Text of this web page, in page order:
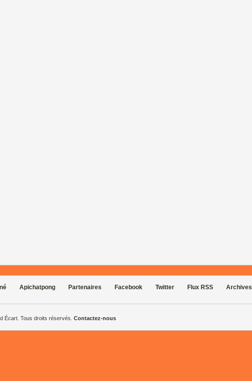
Apichatpong Partenaires Facebook Twitter Flux RSS Archives
Écart. Tous droits réservés. Contactez-nous